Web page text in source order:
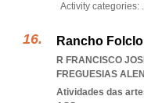
Activity categories:
Rancho
R FRANCISCO
FREGUESIAS
Atividades das